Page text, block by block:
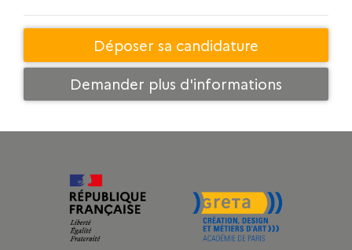
Déposer sa candidature
Demander plus d'informations